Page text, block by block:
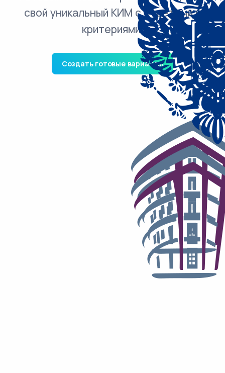
свой уникальный КИМ с ответами и
критериями.
Создать готовые варианты